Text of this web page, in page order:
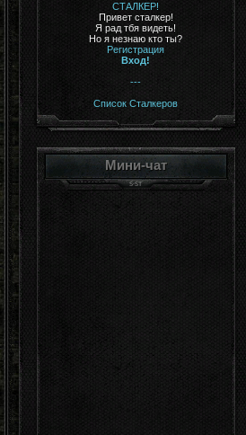
СТАЛКЕР!
Привет сталкер!
Я рад тбя видеть!
Но я незнаю кто ты?
Регистрация
Вход!
---
Список Сталкеров
Мини-чат